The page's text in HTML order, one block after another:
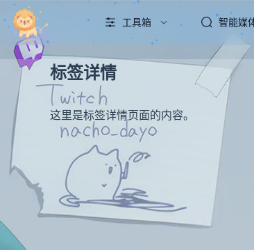
工具箱 智能媒
标签详情
这里是标签详情页面的内容。